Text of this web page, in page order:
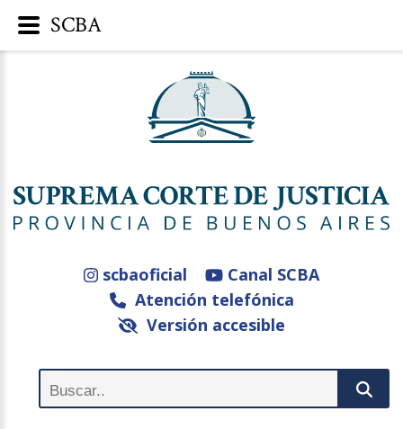
scbaoficial
Canal SCBA
Atención telefónica
Versión accesible
SCBA